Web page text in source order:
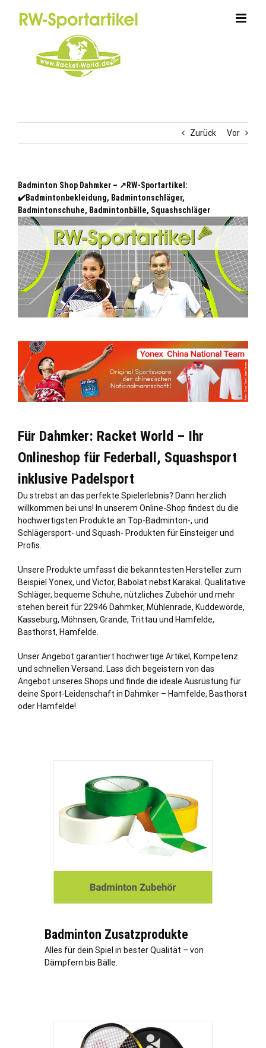
Zurück Vor
Badminton Shop Dahmker – ↗️RW-Sportartikel:
✔️Badmintonbekleidung, Badmintonschläger,
Badmintonschuhe, Badmintonbälle, Squashschläger
Für Dahmker: Racket World – Ihr
Onlineshop für Federball, Squashsport
inklusive Padelsport
Du strebst an das perfekte Spielerlebnis? Dann herzlich
willkommen bei uns! In unserem Online-Shop findest du die
hochwertigsten Produkte an Top-Badminton-, und
Schlägersport- und Squash- Produkten für Einsteiger und
Profis.
Unsere Produkte umfasst die bekanntesten Hersteller zum
Beispiel Yonex, und Victor, Babolat nebst Karakal. Qualitative
Schläger, bequeme Schuhe, nützliches Zubehör und mehr
stehen bereit für 22946 Dahmker, Mühlenrade, Kuddewörde,
Kasseburg, Möhnsen, Grande, Trittau und Hamfelde,
Basthorst, Hamfelde.
Unser Angebot garantiert hochwertige Artikel, Kompetenz
und schnellen Versand. Lass dich begeistern von das
Angebot unseres Shops und finde die ideale Ausrüstung für
deine Sport-Leidenschaft in Dahmker – Hamfelde, Basthorst
oder Hamfelde!
Badminton Zusatzprodukte
Alles für dein Spiel in bester Qualität – von
Dämpfern bis Bälle.